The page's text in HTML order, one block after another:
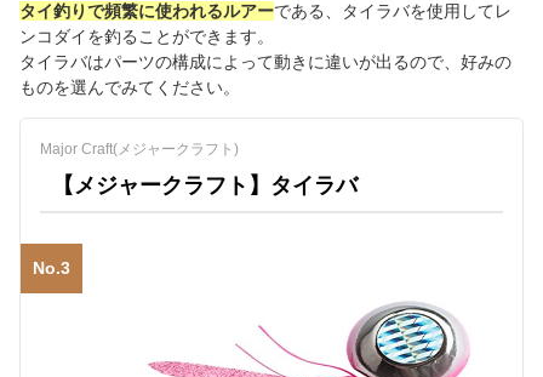
タイ釣りで頻繁に使われるルアーである、タイラバを使用してレ
ンコダイを釣ることができます。
タイラバはパーツの構成によって動きに違いが出るので、好みの
ものを選んでみてください。
Major Craft(メジャークラフト)
【メジャークラフト】タイラバ
No.3